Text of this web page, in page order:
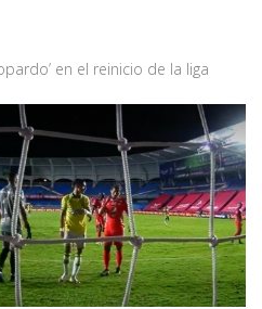
en el reinicio de la liga